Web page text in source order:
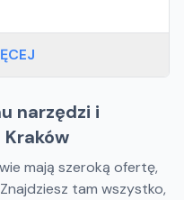
narzędzi i
mają szeroką ofertę,
tam wszystko,